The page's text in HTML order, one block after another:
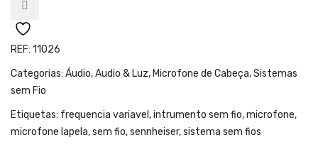
Baterias Acústicas
Baterias Digitais
REF: 11026
Categorias: Áudio,Audio & Luz, Microfone de Cabeça,Sistemas
sem Fio
Etiquetas: frequencia variavel ,intrumento sem fio,microfone,
microfone lapela,sem fio,sennheiser,sistema sem fios